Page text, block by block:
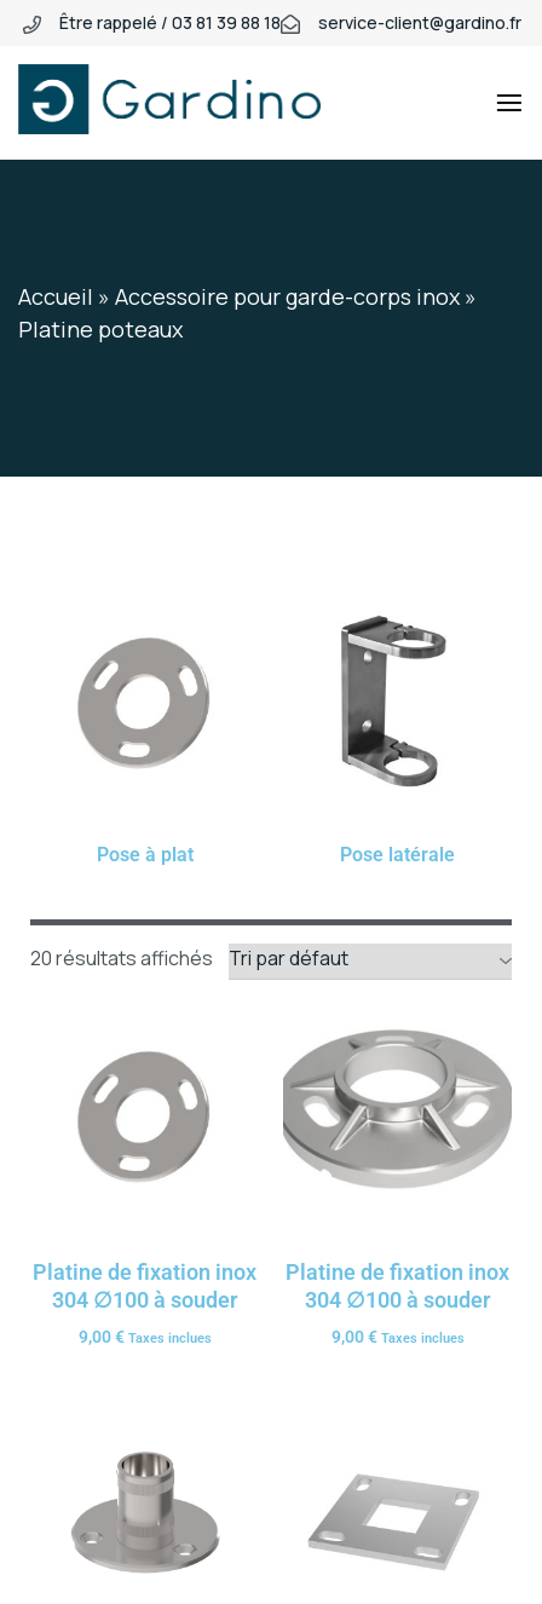
Être rappelé / 03 81 39 88 18 service-client@gardino.fr
Gardino
Gardino
Accueil » Accessoire pour garde-corps inox »
Platine poteaux
Pose à plat Pose latérale
20 résultats affichés
Platine de fixation inox
304 ∅100 à souder
9,00€ Taxes inclues
Platine de fixation inox
304 ∅100 à souder
9,00€ Taxes inclues